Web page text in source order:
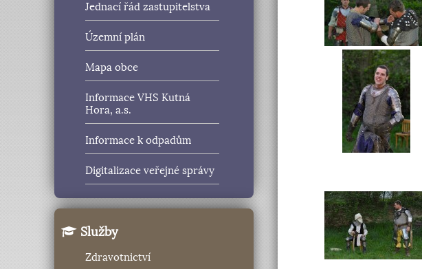
Jednací řád zastupitelstva
Územní plán
Mapa obce
Informace VHS Kutná
Hora, a.s.
Informace k odpadům
Digitalizace veřejné správy
Služby
Zdravotnictví